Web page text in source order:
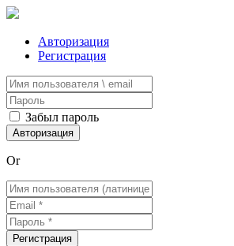
Авторизация
Регистрация
Забыл пароль
Or